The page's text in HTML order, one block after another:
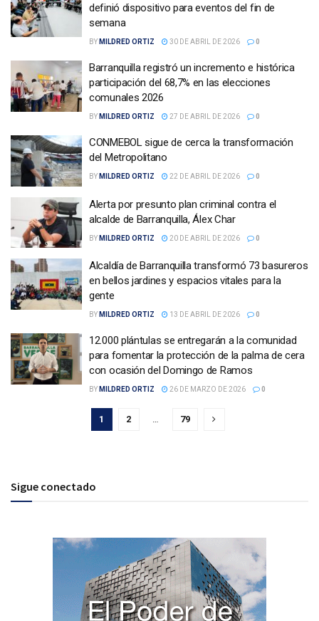
definió dispositivo para eventos del fin de
semana
BY MILDRED ORTIZ 30 DE ABRIL DE 2026 0
Barranquilla registró un incremento e histórica
participación del 68,7% en las elecciones
comunales 2026
BY MILDRED ORTIZ 27 DE ABRIL DE 2026 0
CONMEBOL sigue de cerca la transformación
del Metropolitano
BY MILDRED ORTIZ 22 DE ABRIL DE 2026 0
Alerta por presunto plan criminal contra el
alcalde de Barranquilla, Álex Char
BY MILDRED ORTIZ 20 DE ABRIL DE 2026 0
Alcaldía de Barranquilla transformó 73 basureros
en bellos jardines y espacios vitales para la
gente
BY MILDRED ORTIZ 13 DE ABRIL DE 2026 0
12.000 plántulas se entregarán a la comunidad
para fomentar la protección de la palma de cera
con ocasión del Domingo de Ramos
BY MILDRED ORTIZ 26 DE MARZO DE 2026 0
1 2 … 79
Sigue conectado